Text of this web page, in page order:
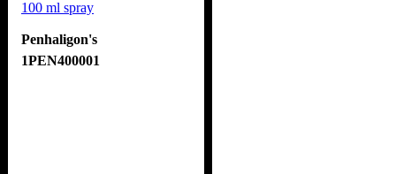
100 ml spray
Penhaligon's
1PEN400001